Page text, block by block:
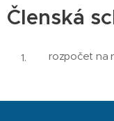
Členská
rozpočet na